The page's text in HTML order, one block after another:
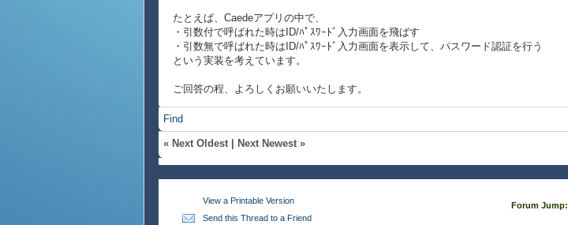
たとえば、Caedeアプリの中で、
・引数付で呼ばれた時はID/ﾊﾟｽﾜｰﾄﾞ入力画面を飛ばす
・引数無で呼ばれた時はID/ﾊﾟｽﾜｰﾄﾞ入力画面を表示して、パスワード認証を行う
という実装を考えています。
ご回答の程、よろしくお願いいたします。
Find
« Next Oldest Next Newest »
View a Printable Version
Send this Thread to a Friend
Forum Jump: